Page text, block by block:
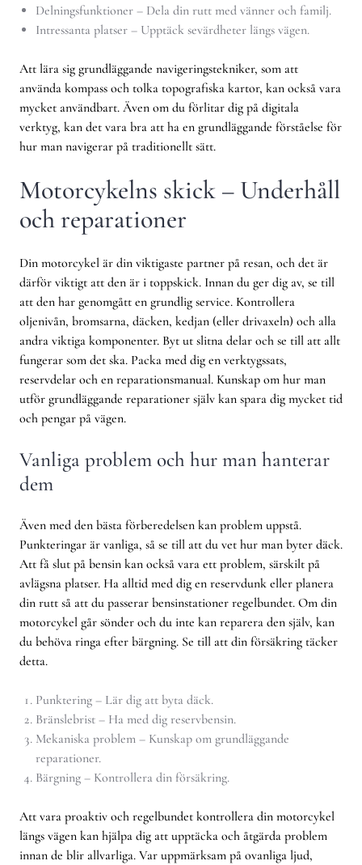
Delningsfunktioner – Dela din rutt med vänner och familj.
Intressanta platser – Upptäck sevärdheter längs vägen.
Att lära sig grundläggande navigeringstekniker, som att
använda kompass och tolka topografiska kartor, kan också vara
mycket användbart. Även om du förlitar dig på digitala
verktyg, kan det vara bra att ha en grundläggande förståelse för
hur man navigerar på traditionellt sätt.
Motorcykelns skick – Underhåll
och reparationer
Din motorcykel är din viktigaste partner på resan, och det är
därför viktigt att den är i toppskick. Innan du ger dig av, se till
att den har genomgått en grundlig service. Kontrollera
oljenivån, bromsarna, däcken, kedjan (eller drivaxeln) och alla
andra viktiga komponenter. Byt ut slitna delar och se till att allt
fungerar som det ska. Packa med dig en verktygssats,
reservdelar och en reparationsmanual. Kunskap om hur man
utför grundläggande reparationer själv kan spara dig mycket tid
och pengar på vägen.
Vanliga problem och hur man hanterar
dem
Även med den bästa förberedelsen kan problem uppstå.
Punkteringar är vanliga, så se till att du vet hur man byter däck.
Att få slut på bensin kan också vara ett problem, särskilt på
avlägsna platser. Ha alltid med dig en reservdunk eller planera
din rutt så att du passerar bensinstationer regelbundet. Om din
motorcykel går sönder och du inte kan reparera den själv, kan
du behöva ringa efter bärgning. Se till att din försäkring täcker
detta.
Punktering – Lär dig att byta däck.
Bränslebrist – Ha med dig reservbensin.
Mekaniska problem – Kunskap om grundläggande
reparationer.
Bärgning – Kontrollera din försäkring.
Att vara proaktiv och regelbundet kontrollera din motorcykel
längs vägen kan hjälpa dig att upptäcka och åtgärda problem
innan de blir allvarliga. Var uppmärksam på ovanliga ljud,